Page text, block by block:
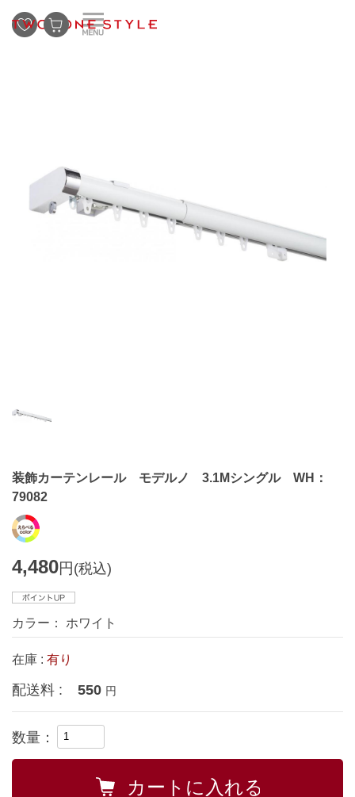
装飾カーテンレール モデルノ 3.1Mシングル WH：
79082
4,480円(税込)
カラー： ホワイト
在庫 : 有り
配送料 : 550 円
数量：